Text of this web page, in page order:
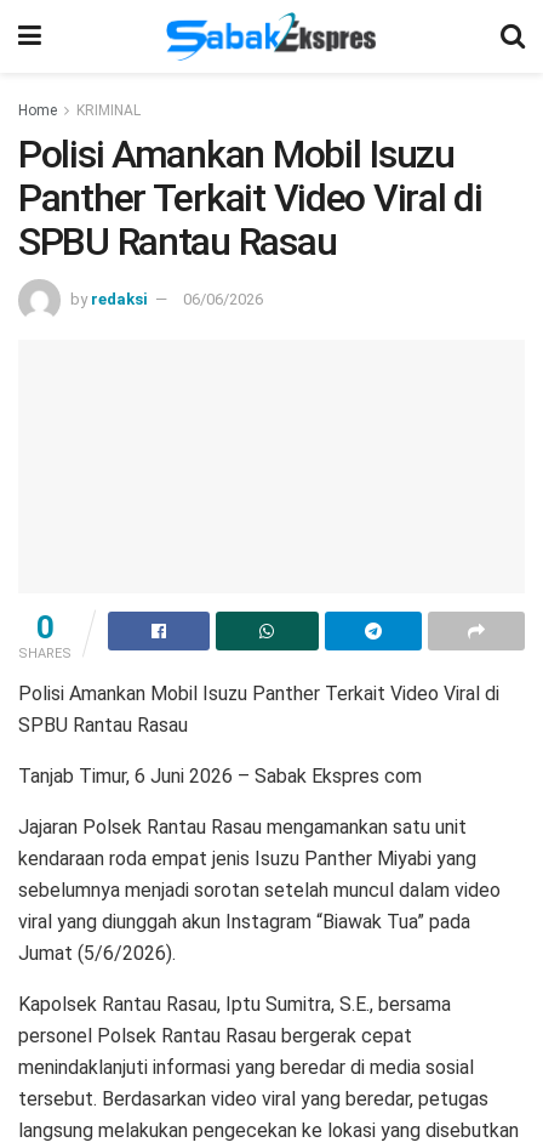
Home KRIMINAL
Polisi Amankan Mobil Isuzu
Panther Terkait Video Viral di
SPBU Rantau Rasau
by redaksi 06/06/2026
0
SHARES
Polisi Amankan Mobil Isuzu Panther Terkait Video Viral di
SPBU Rantau Rasau
Tanjab Timur, 6 Juni 2026 – Sabak Ekspres com
Jajaran Polsek Rantau Rasau mengamankan satu unit
kendaraan roda empat jenis Isuzu Panther Miyabi yang
sebelumnya menjadi sorotan setelah muncul dalam video
viral yang diunggah akun Instagram “Biawak Tua” pada
Jumat (5/6/2026).
Kapolsek Rantau Rasau, Iptu Sumitra, S.E., bersama
personel Polsek Rantau Rasau bergerak cepat
menindaklanjuti informasi yang beredar di media sosial
tersebut. Berdasarkan video viral yang beredar, petugas
langsung melakukan pengecekan ke lokasi yang disebutkan